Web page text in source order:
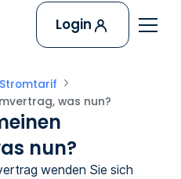
Login
Stromtarif
was nun?
nun?
wenden Sie sich